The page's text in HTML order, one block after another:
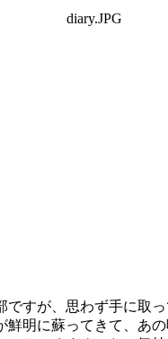
ですが、思わず手に取
鮮明に蘇ってきて、あ